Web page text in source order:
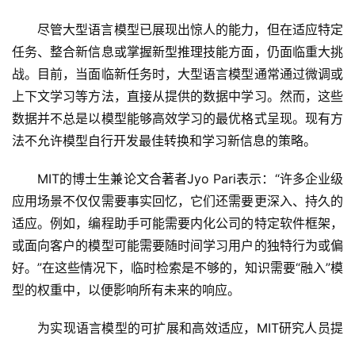
尽管大型语言模型已展现出惊人的能力，但在适应特定
任务、整合新信息或掌握新型推理技能方面，仍面临重大挑
战。目前，当面临新任务时，大型语言模型通常通过微调或
上下文学习等方法，直接从提供的数据中学习。然而，这些
数据并不总是以模型能够高效学习的最优格式呈现。现有方
法不允许模型自行开发最佳转换和学习新信息的策略。
MIT的博士生兼论文合著者Jyo Pari表示：“许多企业级
应用场景不仅仅需要事实回忆，它们还需要更深入、持久的
适应。例如，编程助手可能需要内化公司的特定软件框架，
或面向客户的模型可能需要随时间学习用户的独特行为或偏
好。”在这些情况下，临时检索是不够的，知识需要“融入”模
型的权重中，以便影响所有未来的响应。
为实现语言模型的可扩展和高效适应，MIT研究人员提